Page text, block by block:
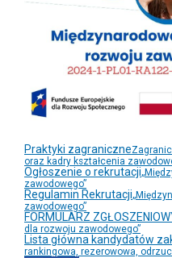
Praktyki zagraniczne
oraz kadry kształcenia
Ogłoszenie o rekrutacji
zawodowego”
Regulamin Rekrutacji
zawodowego”
FORMULARZ
dla rozwoju zawodowego”
Lista główna kandydatów
rankingowa, rezerowowa,